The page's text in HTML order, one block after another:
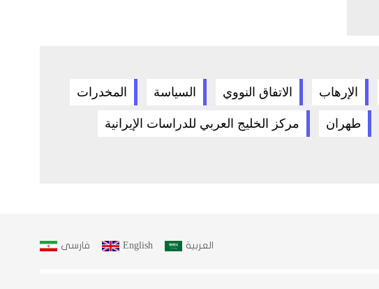
الإرهاب الاتفاق النووي السياسة المخدرات
طهران مركز الخليج العربي للدراسات الإيرانية
العربية English فارسى